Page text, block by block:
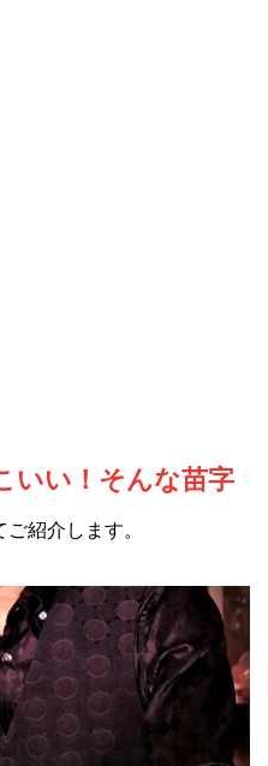
いい！そんな苗字
紹介します。